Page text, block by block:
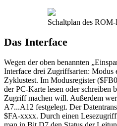
Schaltplan des
Das Interface
Wegen der oben benannten
Interface drei Zugriffsarten: Modus
Zyklustest. Im Modusregister
der PC-Karte lesen oder schreiben
Zugriff machen will. Außerdem
A7...A12 festgelegt. Der
$FA-xxxx. Durch einen